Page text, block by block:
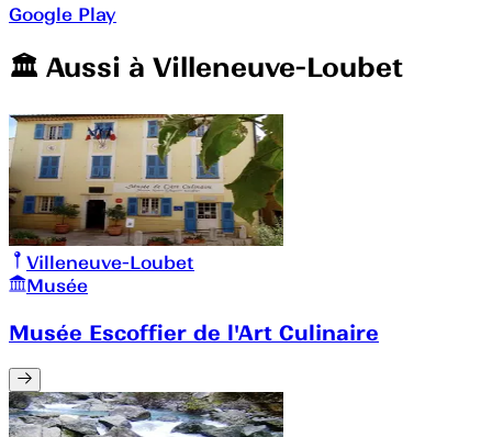
Google Play
🏛️️ Aussi à Villeneuve-Loubet
Villeneuve-Loubet
Musée
Musée Escoffier de l'Art Culinaire